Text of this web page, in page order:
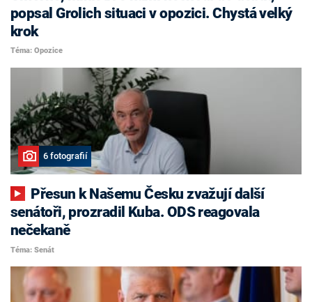
popsal Grolich situaci v opozici. Chystá velký
krok
Téma: Opozice
6 fotografií
senátoři, prozradil Kuba. ODS reagovala
nečekaně
Téma: Senát